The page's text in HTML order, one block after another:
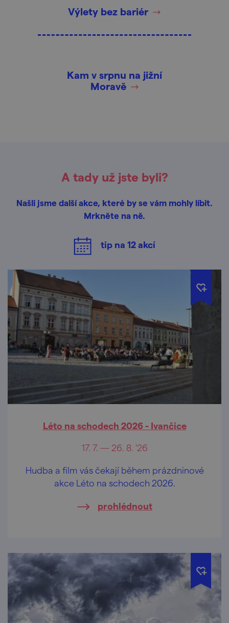
Výlety bez bariér
Kam v srpnu na jižní
Moravě
A tady už jste byli?
Našli jsme další akce, které by se vám mohly líbit.
Mrkněte na ně.
tip na 12akcí
Léto na schodech 2026 - Ivančice
17. 7. — 26. 8. '26
Hudba a film vás čekají během prázdninové
akce Léto na schodech 2026.
prohlédnout